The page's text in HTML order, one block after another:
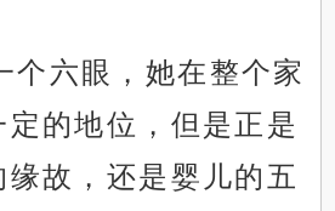
个六眼，她在整个家
的地位，但是正是
缘故，还是婴儿的五